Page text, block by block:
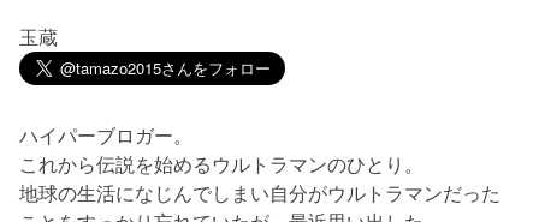
玉蔵
ハイパーブロガー。
これから伝説を始めるウルトラマンのひとり。
地球の生活になじんでしまい自分がウルトラマンだった